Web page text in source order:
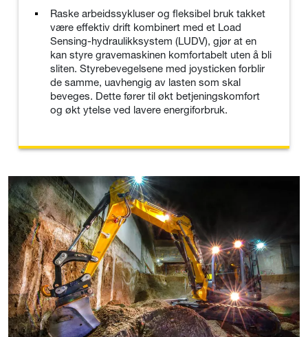
Raske arbeidssykluser og fleksibel bruk takket
være effektiv drift kombinert med et Load
Sensing-hydraulikksystem (LUDV), gjør at en
kan styre gravemaskinen komfortabelt uten å bli
sliten. Styrebevegelsene med joysticken forblir
de samme, uavhengig av lasten som skal
beveges. Dette fører til økt betjeningskomfort
og økt ytelse ved lavere energiforbruk.